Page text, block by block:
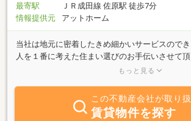
最寄駅
ＪＲ成田線 佐原駅 徒歩7分
情報提供元
アットホーム
当社は地元に密着したきめ細かいサービスので
人を１番に考えた住まい選びのお手伝いさせて
貸共にたくさんの物件から家族構成やご予算、エ
きます。お急ぎの方も、そうでない方も、また不
談等お気軽にお問い合わせください。
もっと見る
この不動産会社が取り
賃貸物件を探す